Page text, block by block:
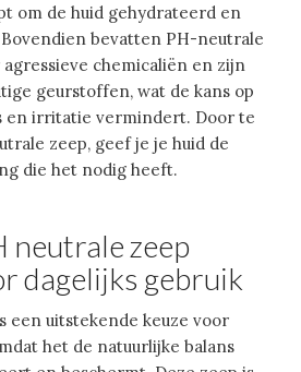
om de huid gehydrateerd en
bevatten PH-neutrale
chemicaliën en zijn
geurstoffen, wat de kans op
en irritatie vermindert. Door te
zeep, geef je je huid de
die het nodig heeft.
neutrale zeep
dagelijks gebruik
een uitstekende keuze voor
het de natuurlijke balans